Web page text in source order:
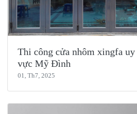
Thi công cửa nhôm xingfa
vực Mỹ Đình
01, Th7, 2025